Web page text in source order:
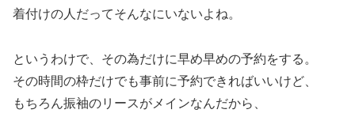
着付けの人だってそんなにいないよね。
というわけで、その為だけに早め早めの予約をする。
その時間の枠だけでも事前に予約できればいいけど、
もちろん振袖のリースがメインなんだから、